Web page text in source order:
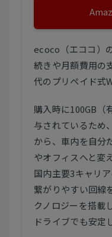
ecoco（エココ）
続きや月額費用の
代のプリペイド式
購入時に100GB（
与されているため
から、車内を自分
やオフィスへと変
国内主要3キャリ
繋がりやすい回線
クノロジーを搭載
ドライブでも安定